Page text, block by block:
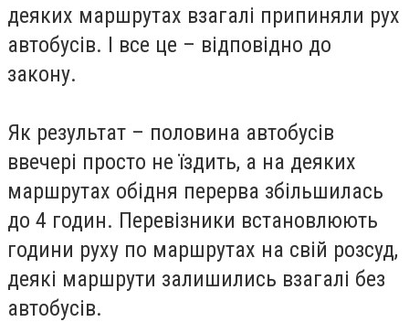
деяких маршрутах взагалі припиняли рух
автобусів. І все це – відповідно до
закону.
Як результат – половина автобусів
ввечері просто не їздить, а на деяких
маршрутах обідня перерва збільшилась
до 4 годин. Перевізники встановлюють
години руху по маршрутах на свій розсуд,
деякі маршрути залишились взагалі без
автобусів.